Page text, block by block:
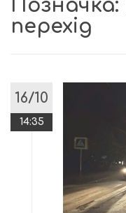
Позначка:
перехід
16/10
14:35